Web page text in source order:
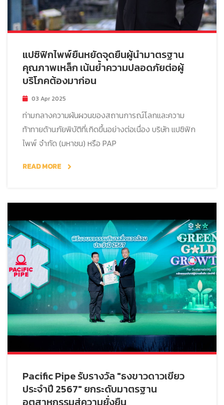
แปซิฟิกไพพ์ยืนหยัดจุดยืนผู้นำมาตรฐาน
คุณภาพเหล็ก เน้นย้ำความปลอดภัยต่อผู้
บริโภคต้องมาก่อน
03 Apr 2025
ท่ามกลางความผันผวนของสถานการณ์โลกและความ
ท้าทายด้านภัยพิบัติที่เกิดขึ้นอย่างต่อเนื่อง บริษัท แปซิฟิก
ไพพ์ จำกัด (มหาชน) หรือ PAP
READ MORE
Pacific Pipe รับรางวัล "ธงขาวดาวเขียว
ประจำปี 2567" ยกระดับมาตรฐาน